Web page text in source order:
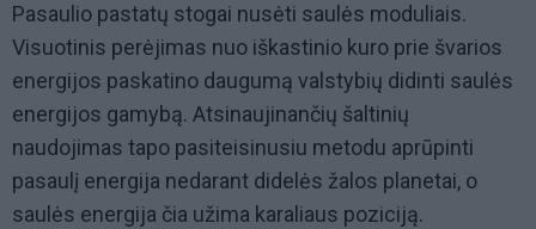
Pasaulio pastatų stogai nusėti saulės moduliais.
Visuotinis perėjimas nuo iškastinio kuro prie švarios
energijos paskatino daugumą valstybių didinti saulės
energijos gamybą. Atsinaujinančių šaltinių
naudojimas tapo pasiteisinusiu metodu aprūpinti
pasaulį energija nedarant didelės žalos planetai, o
saulės energija čia užima karaliaus poziciją.